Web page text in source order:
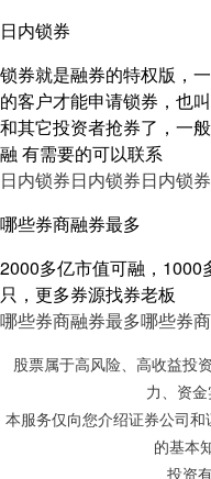
日内锁券
锁券就是融券的特权版，
的客户才能申请锁券，也
和其它投资者抢券了，一
融 有需要的可以联系
日内锁券日内锁券日内锁券
哪些券商融券最多
2000多亿市值可融，1000
只，更多券源找券老板
哪些券商融券最多哪些券
股票属于高风险、高收益投
力、资
本服务仅向您介绍证券公司
的基本
投资